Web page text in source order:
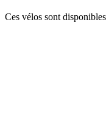
Ces vélos sont